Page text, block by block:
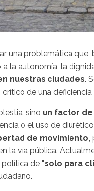
una problemática
la autonomía, la
nuestras ciudades.
de una
sino un factor
o el uso de
de movimiento,
la vía pública.
política de "solo para